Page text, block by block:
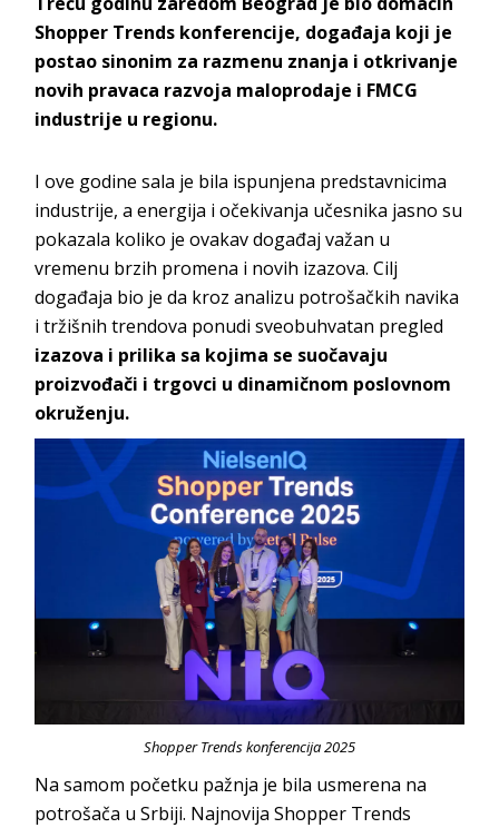
Shopper Trends konferencije, događaja koji je
postao sinonim za razmenu znanja i otkrivanje
novih pravaca razvoja maloprodaje i FMCG
industrije u regionu.
I ove godine sala je bila ispunjena predstavnicima
industrije, a energija i očekivanja učesnika jasno su
pokazala koliko je ovakav događaj važan u
vremenu brzih promena i novih izazova. Cilj
događaja bio je da kroz analizu potrošačkih navika
i tržišnih trendova ponudi sveobuhvatan pregled
izazova i prilika sa kojima se suočavaju
proizvođači i trgovci u dinamičnom poslovnom
okruženju.
Shopper Trends konferencija 2025
Na samom početku pažnja je bila usmerena na
potrošača u Srbiji. Najnovija Shopper Trends